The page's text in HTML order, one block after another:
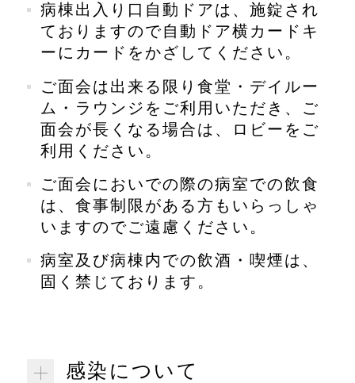
病棟出入り口自動ドアは、施錠され
ておりますので自動ドア横カードキ
ーにカードをかざしてください。
ご面会は出来る限り食堂・デイルー
ム・ラウンジをご利用いただき、ご
面会が長くなる場合は、ロビーをご
利用ください。
ご面会においでの際の病室での飲食
は、食事制限がある方もいらっしゃ
いますのでご遠慮ください。
病室及び病棟内での飲酒・喫煙は、
固く禁じております。
感染について